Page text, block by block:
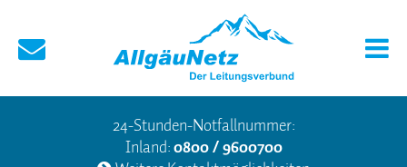
24-Stunden-Notfallnummer:
Inland:0800 / 9600700